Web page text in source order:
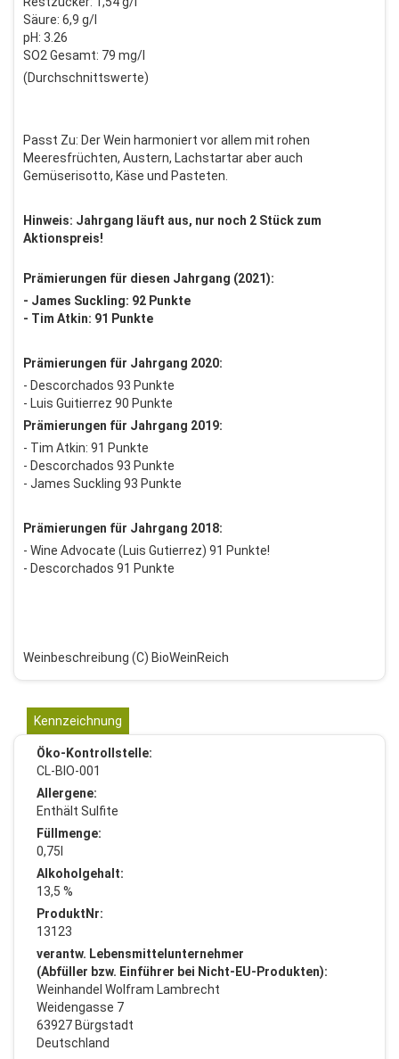
Säure: 6,9 g/l
pH: 3.26
SO2 Gesamt: 79 mg/l
(Durchschnittswerte)
Passt Zu: Der Wein harmoniert vor allem mit rohen
Meeresfrüchten, Austern, Lachstartar aber auch
Gemüserisotto, Käse und Pasteten.
Hinweis: Jahrgang läuft aus, nur noch 2 Stück zum
Aktionspreis!
Prämierungen für diesen Jahrgang (2021):
- James Suckling: 92 Punkte
- Tim Atkin: 91 Punkte
Prämierungen für Jahrgang 2020:
- Descorchados 93 Punkte
- Luis Guitierrez 90 Punkte
Prämierungen für Jahrgang 2019:
- Tim Atkin: 91 Punkte
- Descorchados 93 Punkte
- James Suckling 93 Punkte
Prämierungen für Jahrgang 2018:
- Wine Advocate (Luis Gutierrez) 91 Punkte!
- Descorchados 91 Punkte
Weinbeschreibung (C) BioWeinReich
Kennzeichnung
Öko-Kontrollstelle:
CL-BIO-001
Allergene:
Enthält Sulfite
Füllmenge:
0,75l
Alkoholgehalt:
13,5 %
ProduktNr:
13123
verantw. Lebensmittelunternehmer
(Abfüller bzw. Einführer bei Nicht-EU-Produkten):
Weinhandel Wolfram Lambrecht
Weidengasse 7
63927 Bürgstadt
Deutschland